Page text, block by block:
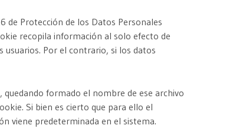
de Protección de los Datos Personales
recopila información al solo efecto de
usuarios. Por el contrario, si los datos
formado el nombre de ese archivo
Si bien es cierto que para ello el
viene predeterminada en el sistema.